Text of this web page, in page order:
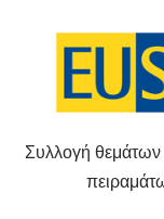
Συλλογή θεμάτων